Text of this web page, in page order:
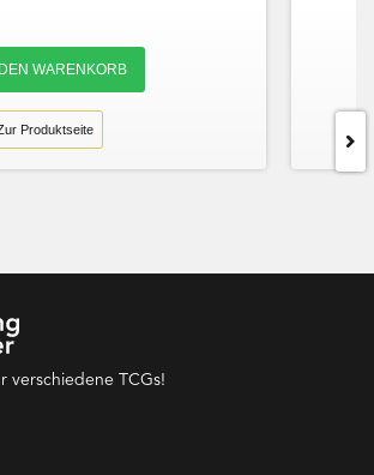
Produktseite
verschiedene TCGs!